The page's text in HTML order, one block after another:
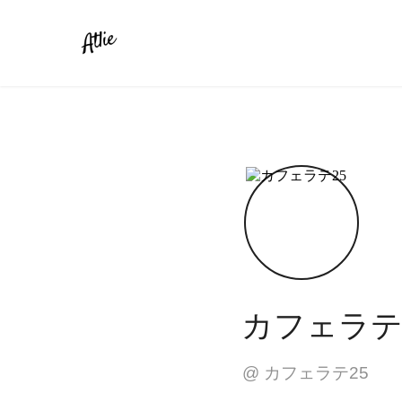
カフェラ
@ カフェラテ25